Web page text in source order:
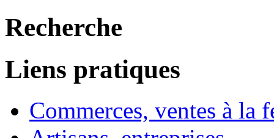
Recherche
Liens pratiques
Commerces, ventes à la